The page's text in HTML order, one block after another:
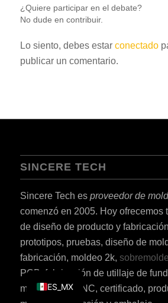
¿Quiere participar en el debate?
No dude en contribuir.
Lo siento, debes estar conectado
publicar un comentario.
SINCERE TECH
Sincere Tech es proveedor de
comenzó en 2005. Hoy ofrecemos
de diseño de producto y
prototipos, pruebas, diseño de
fabricación, moldeo 2k,
PCB, fabricación de utillaje de
mecanizado CNC, certificado,
ES_MX
EN
IT
FR
DE
NL
KO
CS